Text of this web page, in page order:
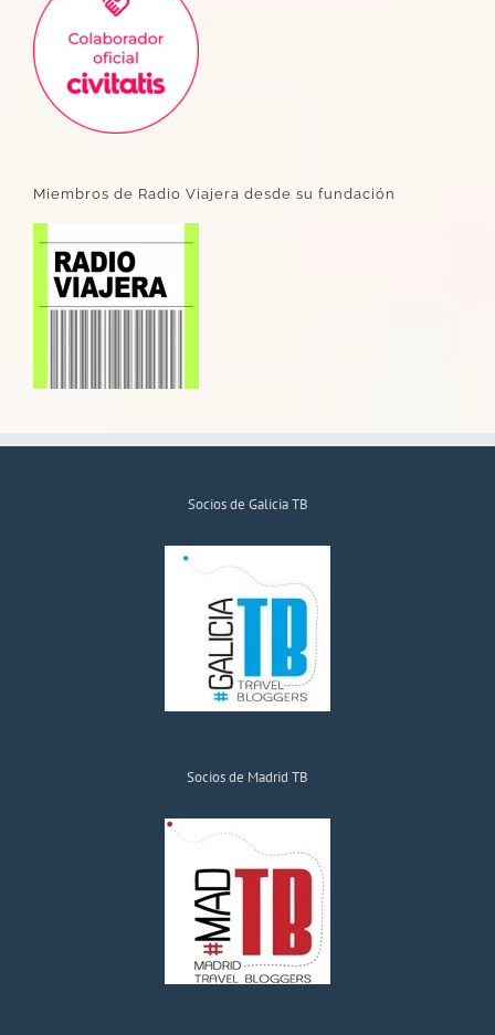
Miembros de Radio Viajera desde su fundación
Socios de Galicia TB
Socios de Madrid TB